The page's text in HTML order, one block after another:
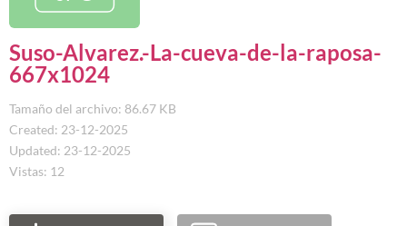
Suso-Alvarez.-La-cueva-de-la-raposa-
667x1024
Tamaño del archivo: 86.67 KB
Created: 23-12-2025
Updated: 23-12-2025
Vistas: 12